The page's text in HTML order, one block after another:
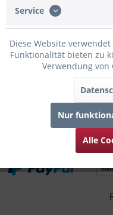
Folgende Infos zum
Zubehör 4
Kunden kauften auch
Service
Diese Website
Funktionalität bieten zu
Verwendung von
Nur
Alle